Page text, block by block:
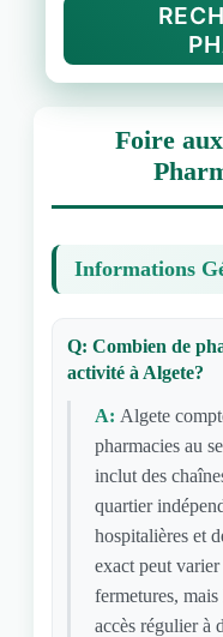
Foire
Informations
Q: Combien de
activité à Algete?
A: Algete
pharmacies au
inclut des
quartier
hospitalières et
exact peut
fermetures,
accès régulier à